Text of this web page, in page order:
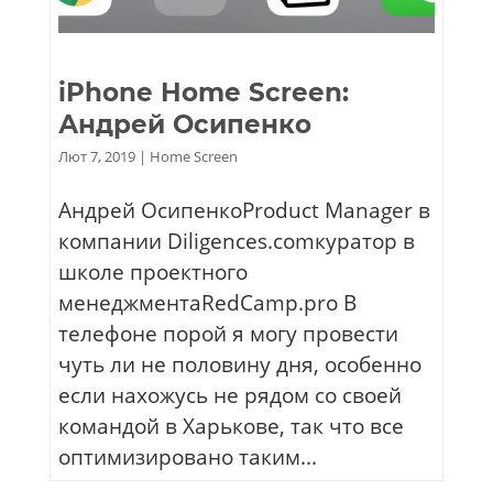
iPhone Home Screen:
Андрей Осипенко
Лют 7, 2019| Home Screen
Андрей ОсипенкоProduct Manager в
компании Diligences.comкуратор в
школе проектного
менеджментаRedCamp.pro В
телефоне порой я могу провести
чуть ли не половину дня, особенно
если нахожусь не рядом со своей
командой в Харькове, так что все
оптимизировано таким...